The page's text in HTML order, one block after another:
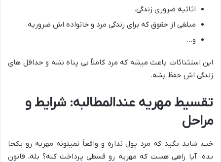
اثاثیه ضروری زندگی.
مبلغی از حقوق که برای زندگی مرد و خانواده اش ضروریه.
و…
این استثنائات باعث میشه که مرد کاملاً بی پناه نشه و حداقل های
زندگی اش حفظ بشه.
تقسیط مهریه عندالمطالبه: شرایط و
مراحل
خب، شاید بگید که مرد پول نداره و واقعاً نمیتونه مهریه رو یکجا
بده. آیا راهی هست که مهریه رو قسطی پرداخت کنه؟ بله، قانون